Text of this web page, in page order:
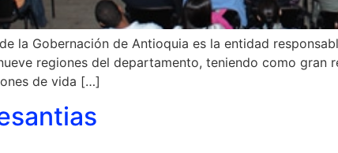
la Gobernación de Antioquia es la entidad
regiones del departamento, teniendo como
de vida […]